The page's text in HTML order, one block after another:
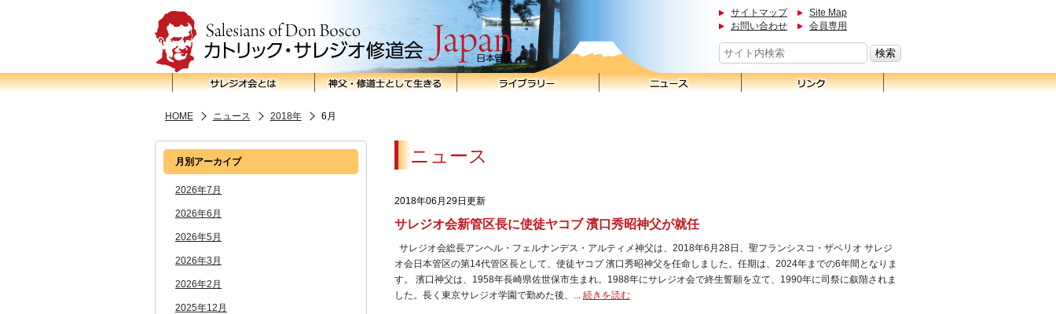
サイトマップ
Site Map
お問い合わせ
会員専用
HOME ニュース 2018年 6月
月別アーカイブ
2026年7月
2026年6月
2026年5月
2026年3月
2026年2月
2025年12月
ニュース
2018年06月29日更新
サレジオ会新管区長に使徒ヤコブ 濱口秀昭神父が就任
サレジオ会総長アンヘル・フェルナンデス・アルティメ神父は、2018年6月28日、聖フランシスコ・ザベリオ サレジ
オ会日本管区の第14代管区長として、使徒ヤコブ 濱口秀昭神父を任命しました。任期は、2024年までの6年間となりま
す。 濱口神父は、1958年長崎県佐世保市生まれ。1988年にサレジオ会で終生誓願を立て、1990年に司祭に叙階されま
した。長く東京サレジオ学園で勤めた後、... 続きを読む